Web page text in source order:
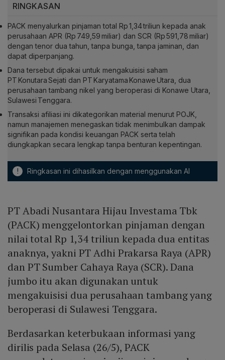
RINGKASAN
PACK menyalurkan pinjaman total Rp 1,34 triliun kepada anak
perusahaan APR (Rp 749,59 miliar) dan SCR (Rp 591,78 miliar)
dengan tenor dua tahun, tanpa bunga, tanpa jaminan, dan
dapat diperpanjang.
Dana tersebut dipakai untuk mengakuisisi saham
PT Konutara Sejati dan PT Karyatama Konawe Utara, dua
perusahaan tambang nikel yang beroperasi di Konawe Utara,
Sulawesi Tenggara.
Transaksi afiliasi ini dikategorikan material menurut POJK,
namun manajemen menegaskan tidak menimbulkan dampak
signifikan pada kondisi keuangan PACK serta telah
diungkapkan secara lengkap tanpa benturan kepentingan.
! Ringkasan ini dihasilkan dengan menggunakan AI
PT Abadi Nusantara Hijau Investama Tbk
(PACK) menggelontorkan pinjaman dengan
nilai total Rp 1,34 triliun kepada dua entitas
anaknya, yakni PT Adhi Prakarsa Raya (APR)
dan PT Sumber Cahaya Raya (SCR). Dana
jumbo itu akan digunakan untuk
mengakuisisi dua perusahaan tambang yang
beroperasi di Sulawesi Tenggara.
Berdasarkan keterbukaan informasi yang
dirilis pada Selasa (26/5), PACK